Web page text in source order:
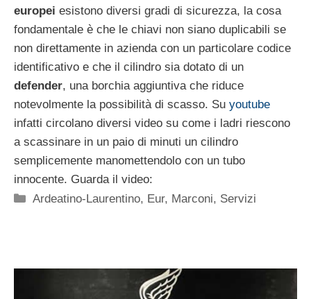
europei esistono diversi gradi di sicurezza, la cosa
fondamentale è che le chiavi non siano duplicabili se
non direttamente in azienda con un particolare codice
identificativo e che il cilindro sia dotato di un
defender, una borchia aggiuntiva che riduce
notevolmente la possibilità di scasso. Su youtube
infatti circolano diversi video su come i ladri riescono
a scassinare in un paio di minuti un cilindro
semplicemente manomettendolo con un tubo
innocente. Guarda il video:
Categorie
Ardeatino-Laurentino, Eur, Marconi, Servizi